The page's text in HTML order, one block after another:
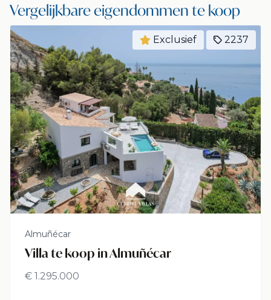
Vergelijkbare eigendommen te koop
Exclusief 2237
Almuñécar
Villa te koop in Almuñécar
€ 1.295.000